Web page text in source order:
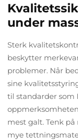
under
Sterk
beskytter
problemer. Når
sine
til standarder som
mest galt. Tenk
mye